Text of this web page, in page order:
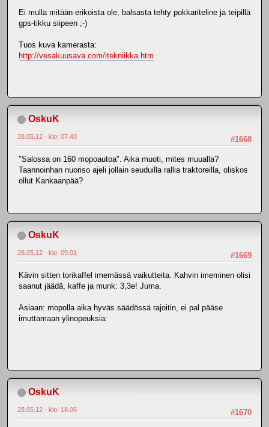
Ei mulla mitään erikoista ole, balsasta tehty pokkariteline ja teipillä
gps-tikku siipeen ;-)
Tuos kuva kamerasta:
http://vesakuusava.com/itekniikka.htm
OskuK
#1668
28.05.12 - klo: 07.43
"Salossa on 160 mopoautoa". Aika muoti, mites muualla?
Taannoinhan nuoriso ajeli jollain seuduilla rallia traktoreilla, oliskos
ollut Kankaanpää?
OskuK
#1669
28.05.12 - klo: 09.01
Kävin sitten torikaffel imemässä vaikutteita. Kahvin imeminen olisi
saanut jäädä, kaffe ja munk: 3,3e! Juma.
Asiaan: mopolla aika hyväs säädössä rajoitin, ei pal pääse
imuttamaan ylinopeuksia:
OskuK
#1670
28.05.12 - klo: 18.06